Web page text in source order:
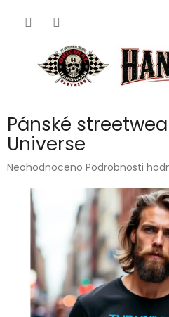
Pánské
Universe
Průměrné
produktu
hvězdiček.
Neohodnoceno Podrobnosti